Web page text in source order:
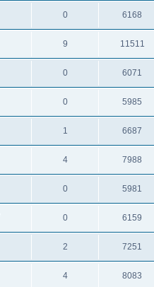
0 6168
9 11511
0 6071
0 5985
1 6687
4 7988
0 5981
0 6159
2 7251
4 8083